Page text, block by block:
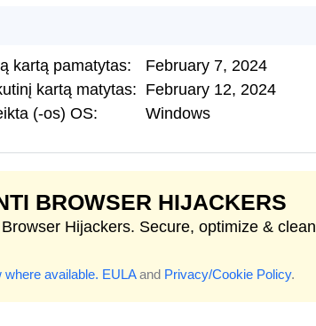
kartą pamatytas:
February 7, 2024
kartą matytas: February 12, 2024
(-os) OS:
Windows
BROWSER HIJACKERS
Hijackers. Secure, optimize & clean
where available. EULAand Privacy/Cookie Policy.